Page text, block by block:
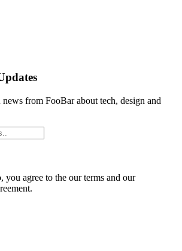
news from FooBar about tech, design and
you agree to the our terms and our